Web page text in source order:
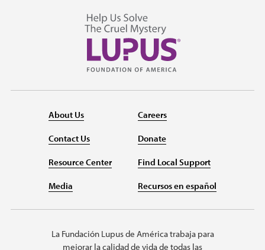
About Us
Contact Us
Resource Center
Media
Careers
Donate
Find Local Support
Recursos en español
La Fundación Lupus de América trabaja para
mejorar la calidad de vida de todas las